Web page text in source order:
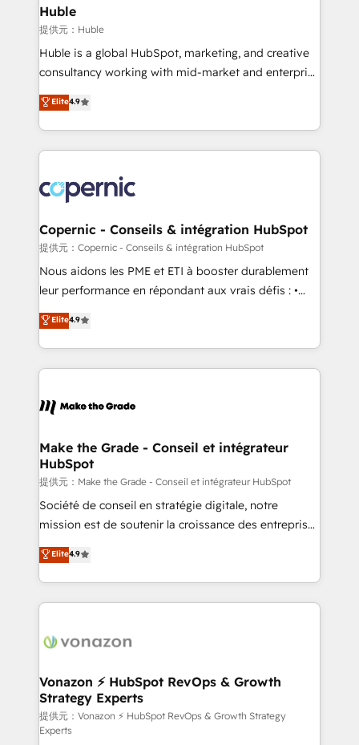
without outside dependencies. You’ll learn how to: •
Set up, audit, and organize your HubSpot portal •
Get your sales team fully using HubSpot • Track
pipeline and revenue across the entire buyer journey
growth • Create content and videos that attract
buyers • Use AI to scale smarter Our coaching-led
lasts. So if you're ready to become the most trusted
voice in your market, let’s talk.
Huble
提供元：Huble
Huble is a global HubSpot, marketing, and creative
consultancy working with mid-market and enterprise
businesses. We go beyond implementation, shaping
the strategy, processes, and teams that turn
HubSpot into a genuine growth engine. Named
HubSpot's Global Partner of the Year in 2024,
worldwide, and with over 15 years in the ecosystem,
Huble has built a track record that speaks for itself.
One company, one operating model, delivering
across offices and consulting teams in the UK, USA,
Canada, Germany, France, Belgium, Singapore, and
South Africa. Certified compliant with ISO/IEC
international offices and 175+ employees.
Elite4.9
Copernic - Conseils & intégration HubSpot
提供元：Copernic - Conseils & intégration HubSpot
Nous aidons les PME et ETI à booster durablement
leur performance en répondant aux vrais défis : •
Intégration de HubSpot avec d’autres outils (ERP,
téléphonie, etc.) • Alignement des équipes grâce à un
outil et des données partagées • Amélioration de la
collecte et de l’analyse des données pour des
de la productivité des équipes Notre équipe de 30
avec un engagement total, alignant processus
métiers et technologie, et guidant vos équipes à
travers le changement, tout en centrant vos objectifs
d’entreprise. Grâce à une méthodologie éprouvée
auprès de plus de 400 clients, nous comprenons
HubSpot dans votre organisation. Pour toute
question technique ou besoin de structuration de
Elite4.9
Make the Grade - Conseil et intégrateur
HubSpot
提供元：Make the Grade - Conseil et intégrateur HubSpot
Société de conseil en stratégie digitale, notre
mission est de soutenir la croissance des entreprises
B2B à travers l’acquisition de nouveaux clients,
l'intégration CRM et le développement des revenus
auprès de vos comptes existants. En France et à
l'international, nous travaillons avec des ETI
delà d’une simple transformation digitale et des
➤ L’intégration de CRM et de méthodologie RevOps
pour aligner les équipes marketing, commerciales et
support client (data migration, synchronisation API,
audit et maintenance) ➤ La création de sites internet
Elite4.9
Vonazon ⚡ HubSpot RevOps & Growth
Strategy Experts
提供元：Vonazon ⚡ HubSpot RevOps & Growth Strategy
Experts